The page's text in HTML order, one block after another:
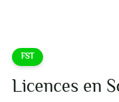
FST
Licences en